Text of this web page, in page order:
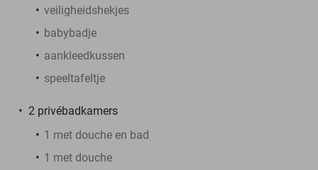
veiligheidshekjes
babybadje
aankleedkussen
speeltafeltje
2 privébadkamers
1 met douche en bad
1 met douche